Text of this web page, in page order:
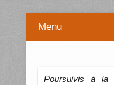
Menu
Poursuivis à la